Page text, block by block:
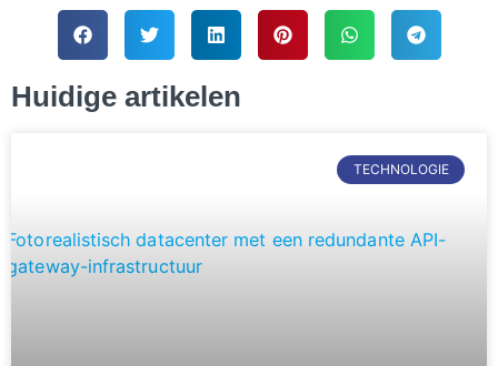
Huidige artikelen
TECHNOLOGIE